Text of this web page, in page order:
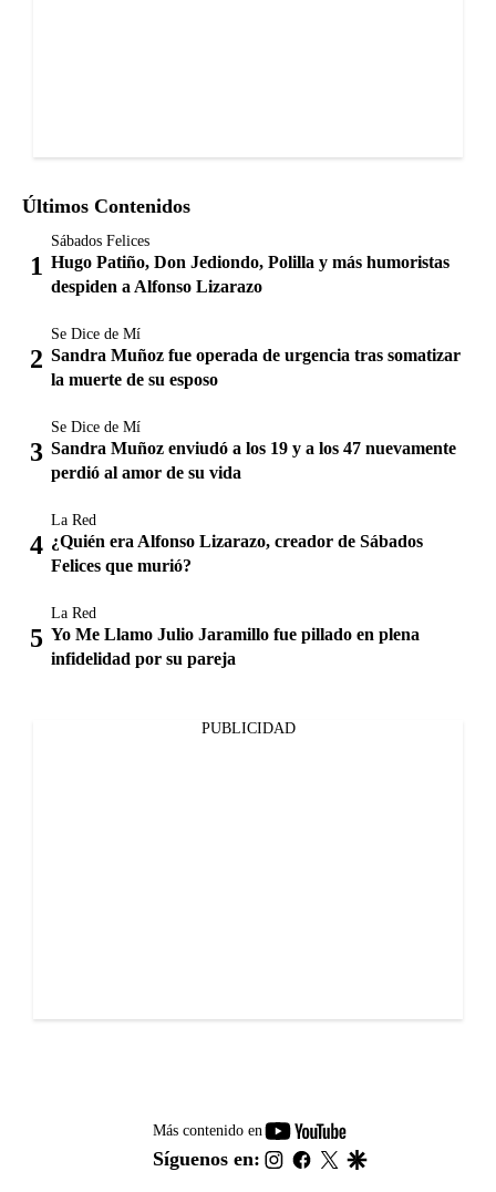
Últimos Contenidos
Sábados Felices
Hugo Patiño, Don Jediondo, Polilla y más humoristas
despiden a Alfonso Lizarazo
Se Dice de Mí
Sandra Muñoz fue operada de urgencia tras somatizar
la muerte de su esposo
Se Dice de Mí
Sandra Muñoz enviudó a los 19 y a los 47 nuevamente
perdió al amor de su vida
La Red
¿Quién era Alfonso Lizarazo, creador de Sábados
Felices que murió?
La Red
Yo Me Llamo Julio Jaramillo fue pillado en plena
infidelidad por su pareja
PUBLICIDAD
Más contenido en
youtube-
footer
Síguenos en: instagram
facebook
twitter